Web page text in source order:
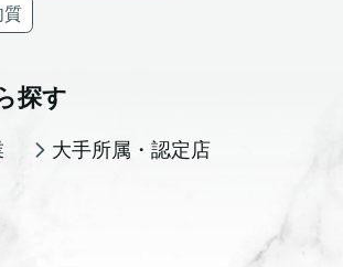
質
探す
大手所属・認定店